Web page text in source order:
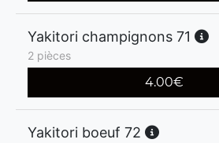
Yakitori champignons 71
2 pièces
4.00€
Yakitori boeuf 72